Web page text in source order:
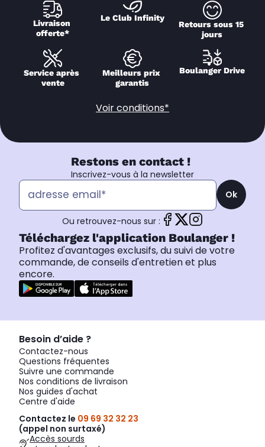
Livraison
offerte*
Le Club Infinity
Retours sous 15
jours
Service après
vente
Meilleurs prix
garantis
Boulanger Drive
Voir conditions*
Restons en contact !
Inscrivez-vous à la newsletter
Ok
Ou retrouvez-nous sur :
Téléchargez l'application Boulanger !
Profitez d'avantages exclusifs, du suivi de votre
commande, de conseils d'entretien et plus
encore.
Besoin d’aide ?
Contactez-nous
Questions fréquentes
Suivre une commande
Nos conditions de livraison
Nos guides d'achat
Centre d'aide
Contactez le 09 69 32 32 23
(appel non surtaxé)
Accès sourds